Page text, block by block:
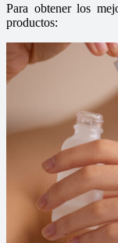
Para obtener los
productos: